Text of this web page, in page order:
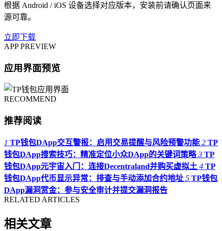
根据 Android / iOS 设备选择对应版本，安装前请确认页面来
源可靠。
立即下载
APP PREVIEW
应用界面预览
RECOMMEND
推荐阅读
1 TP钱包DApp交互警报：启用交易提醒与风险预警功能 2 TP
钱包DApp搜索技巧：精准定位小众DApp的关键词策略 3 TP
钱包DApp元宇宙入门：连接Decentraland并购买虚拟土 4 TP
钱包DApp代币显示异常：排查与手动添加合约地址 5 TP钱包
DApp漏洞赏金：参与安全审计并提交漏洞报告
RELATED ARTICLES
相关文章